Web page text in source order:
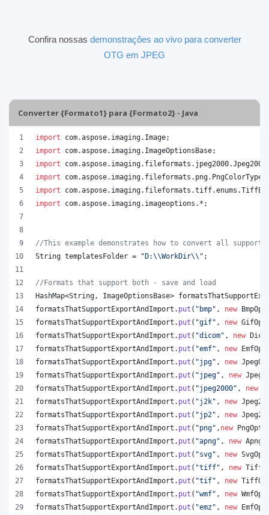
Confira nossas demonstrações ao vivo para converter
OTG em JPEG
Converter {Formato1} para {Formato2} - Java
import com.aspose. imaging. Image;
import
com.aspose. imaging. ImageOptionsBase;
import
com.aspose. imaging. fileformats . jpeg2000.
import
com.aspose. imaging. fileformats . png. PngColorType
import
com.aspose. imaging. fileformats .tiff.enums .
import
com.aspose. imaging. imageoptions .*;
//This example demonstrates how to convert all
String templatesFolder = "D:\\WorkDir\\ " ;
//Formats that support both - save and load
HashMap<String , ImageOptionsBase>
formatsThatSupportExportAndImport . put ( "bmp" , new
formatsThatSupportExportAndImport . put ( "gif" , new
formatsThatSupportExportAndImport . put ( "dicom" , new
formatsThatSupportExportAndImport . put ( "emf" , new
formatsThatSupportExportAndImport . put ( "jpg" , new
formatsThatSupportExportAndImport . put ( "jpeg" , new
formatsThatSupportExportAndImport . put ( "jpeg2000" , new
formatsThatSupportExportAndImport . put ( "j2k" , new
formatsThatSupportExportAndImport . put ( "jp2" , new
formatsThatSupportExportAndImport . put ( "png" , new
formatsThatSupportExportAndImport . put ( "apng" , new
formatsThatSupportExportAndImport . put ( "svg" , new
formatsThatSupportExportAndImport . put ( "tiff" , new
formatsThatSupportExportAndImport . put ( "tif" , new
formatsThatSupportExportAndImport . put ( "wmf" , new
formatsThatSupportExportAndImport . put ( "emz" , new